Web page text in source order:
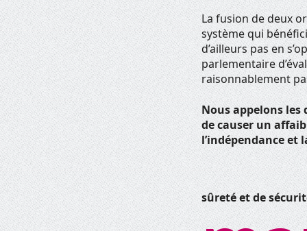
La fusion de deux
système qui
d’ailleurs pas en
parlementaire
raisonnablement
Nous appelons les
de causer un
l’indépendance et
sûreté et de